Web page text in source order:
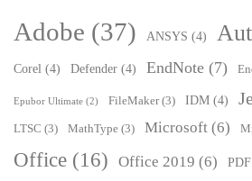
Adobe (37) ANSYS (4)
Corel (4) Defender (4) EndNote (7)
Epubor Ultimate (2) FileMaker(3) IDM (4)
LTSC (3) MathType (3) Microsoft (6)
Office (16) Office 2019 (6) PDF